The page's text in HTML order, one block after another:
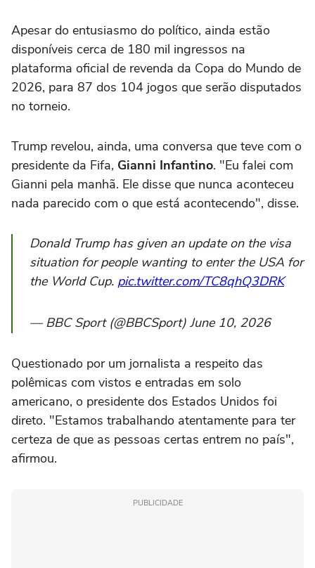
Apesar do entusiasmo do político, ainda estão
disponíveis cerca de 180 mil ingressos na
plataforma oficial de revenda da Copa do Mundo de
2026, para 87 dos 104 jogos que serão disputados
no torneio.
Trump revelou, ainda, uma conversa que teve com o
presidente da Fifa, Gianni Infantino. "Eu falei com
Gianni pela manhã. Ele disse que nunca aconteceu
nada parecido com o que está acontecendo", disse.
Donald Trump has given an update on the visa
situation for people wanting to enter the USA for
the World Cup. pic.twitter.com/TC8qhQ3DRK
— BBC Sport (@BBCSport) June 10, 2026
Questionado por um jornalista a respeito das
polêmicas com vistos e entradas em solo
americano, o presidente dos Estados Unidos foi
direto. "Estamos trabalhando atentamente para ter
certeza de que as pessoas certas entrem no país",
afirmou.
PUBLICIDADE